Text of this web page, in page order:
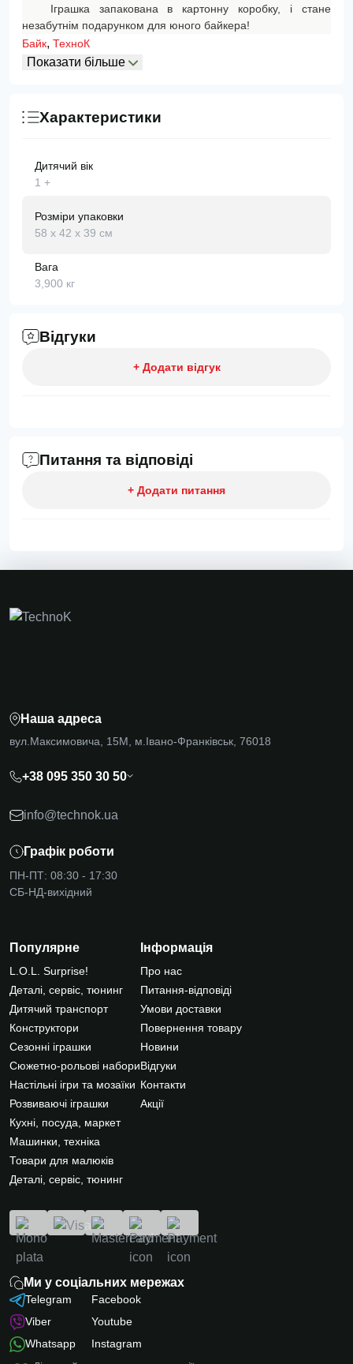
Іграшка запакована в картонну коробку, і стане
незабутнім подарунком для юного байкера!
Байк, ТехноК
Показати більше
Характеристики
Дитячий вік
1 +
Розміри упаковки
58 х 42 х 39 см
Вага
3,900 кг
Відгуки
+ Додати відгук
Питання та відповіді
+ Додати питання
Наша адреса
вул.Максимовича, 15М, м.Івано-Франківськ, 76018
+38 095 350 30 50
info@technok.ua
Графік роботи
ПН-ПТ: 08:30 - 17:30
СБ-НД-вихідний
Популярне
L.O.L. Surprise!
Деталі, сервіс, тюнинг
Дитячий транспорт
Конструктори
Сезонні іграшки
Сюжетно-рольові набори
Настільні ігри та мозаїки
Розвиваючі іграшки
Кухні, посуда, маркет
Машинки, техніка
Товари для малюків
Деталі, сервіс, тюнинг
Інформація
Про нас
Питання-відповіді
Умови доставки
Повернення товару
Новини
Відгуки
Контакти
Акції
Ми у соціальних мережах
Telegram
Viber
Whatsapp
Facebook
Youtube
Instagram